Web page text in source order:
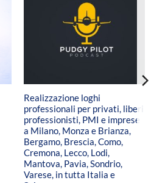
Realizzazione loghi
professionali per privati, liberi
professionisti, PMI e imprese
a Milano, Monza e Brianza,
Bergamo, Brescia, Como,
Cremona, Lecco, Lodi,
Mantova, Pavia, Sondrio,
Varese, in tutta Italia e